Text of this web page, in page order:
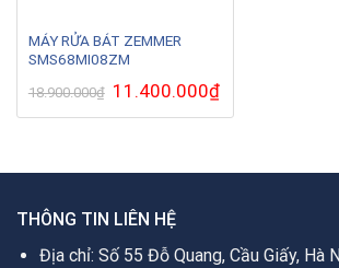
MÁY RỬA BÁT ZEMMER
SMS68MI08ZM
18.900.000₫ Giá
gốc
là:
11.400.000₫Giá
hiện
tại
THÔNG TIN LIÊN HỆ
Địa chỉ: Số 55 Đỗ Quang, Cầu Giấy, Hà